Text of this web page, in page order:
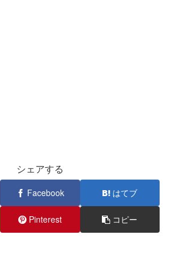
TYPE TACTICS I・II COSMOS
シェアする
Facebook はてブ
Pinterest コピー